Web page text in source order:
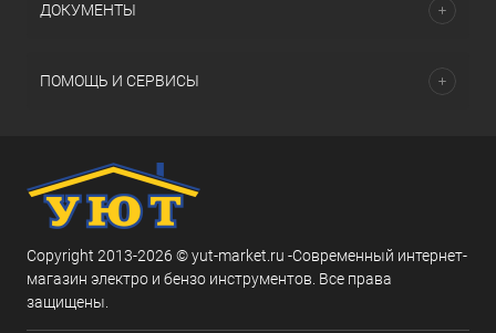
ДОКУМЕНТЫ
ПОМОЩЬ И СЕРВИСЫ
Copyright 2013-2026 © yut-market.ru -Современный интернет-
магазин электро и бензо инструментов. Все права
защищены.